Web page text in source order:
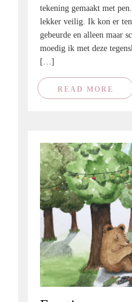
tekening gemaakt met
lekker veilig. Ik kon er ten
gebeurde en alleen maar
moedig ik met deze
[…]
READ MORE